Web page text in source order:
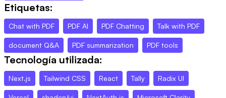
Etiquetas:
Chat with PDF PDF AI PDF Chatting Talk with PDF
document Q&A PDF summarization PDF tools
Tecnología utilizada:
Next.js Tailwind CSS React Tally Radix UI